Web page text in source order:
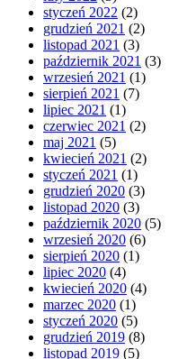
styczeń 2022 (2)
grudzień 2021 (2)
listopad 2021 (3)
październik 2021 (3)
wrzesień 2021 (1)
sierpień 2021 (7)
lipiec 2021 (1)
czerwiec 2021 (2)
maj 2021 (5)
kwiecień 2021 (2)
styczeń 2021 (1)
grudzień 2020 (3)
listopad 2020 (3)
październik 2020 (5)
wrzesień 2020 (6)
sierpień 2020 (1)
lipiec 2020 (4)
kwiecień 2020 (4)
marzec 2020 (1)
styczeń 2020 (5)
grudzień 2019 (8)
listopad 2019 (5)